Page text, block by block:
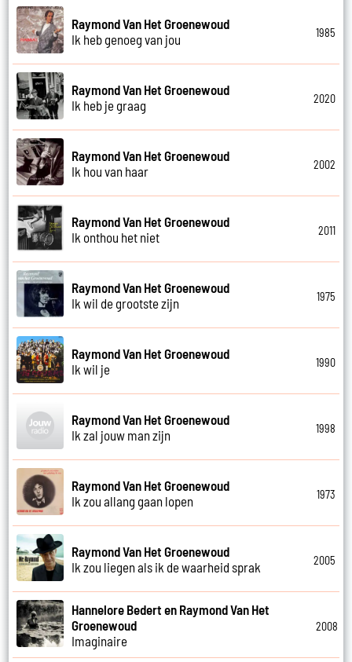
Raymond Van Het Groenewoud
Ik heb genoeg van jou
1985
Raymond Van Het Groenewoud
Ik heb je graag
2020
Raymond Van Het Groenewoud
Ik hou van haar
2002
Raymond Van Het Groenewoud
Ik onthou het niet
2011
Raymond Van Het Groenewoud
Ik wil de grootste zijn
1975
Raymond Van Het Groenewoud
Ik wil je
1990
Raymond Van Het Groenewoud
Ik zal jouw man zijn
1998
Raymond Van Het Groenewoud
Ik zou allang gaan lopen
1973
Raymond Van Het Groenewoud
Ik zou liegen als ik de waarheid sprak
2005
Hannelore Bedert en Raymond Van Het
Groenewoud
Imaginaire
2008